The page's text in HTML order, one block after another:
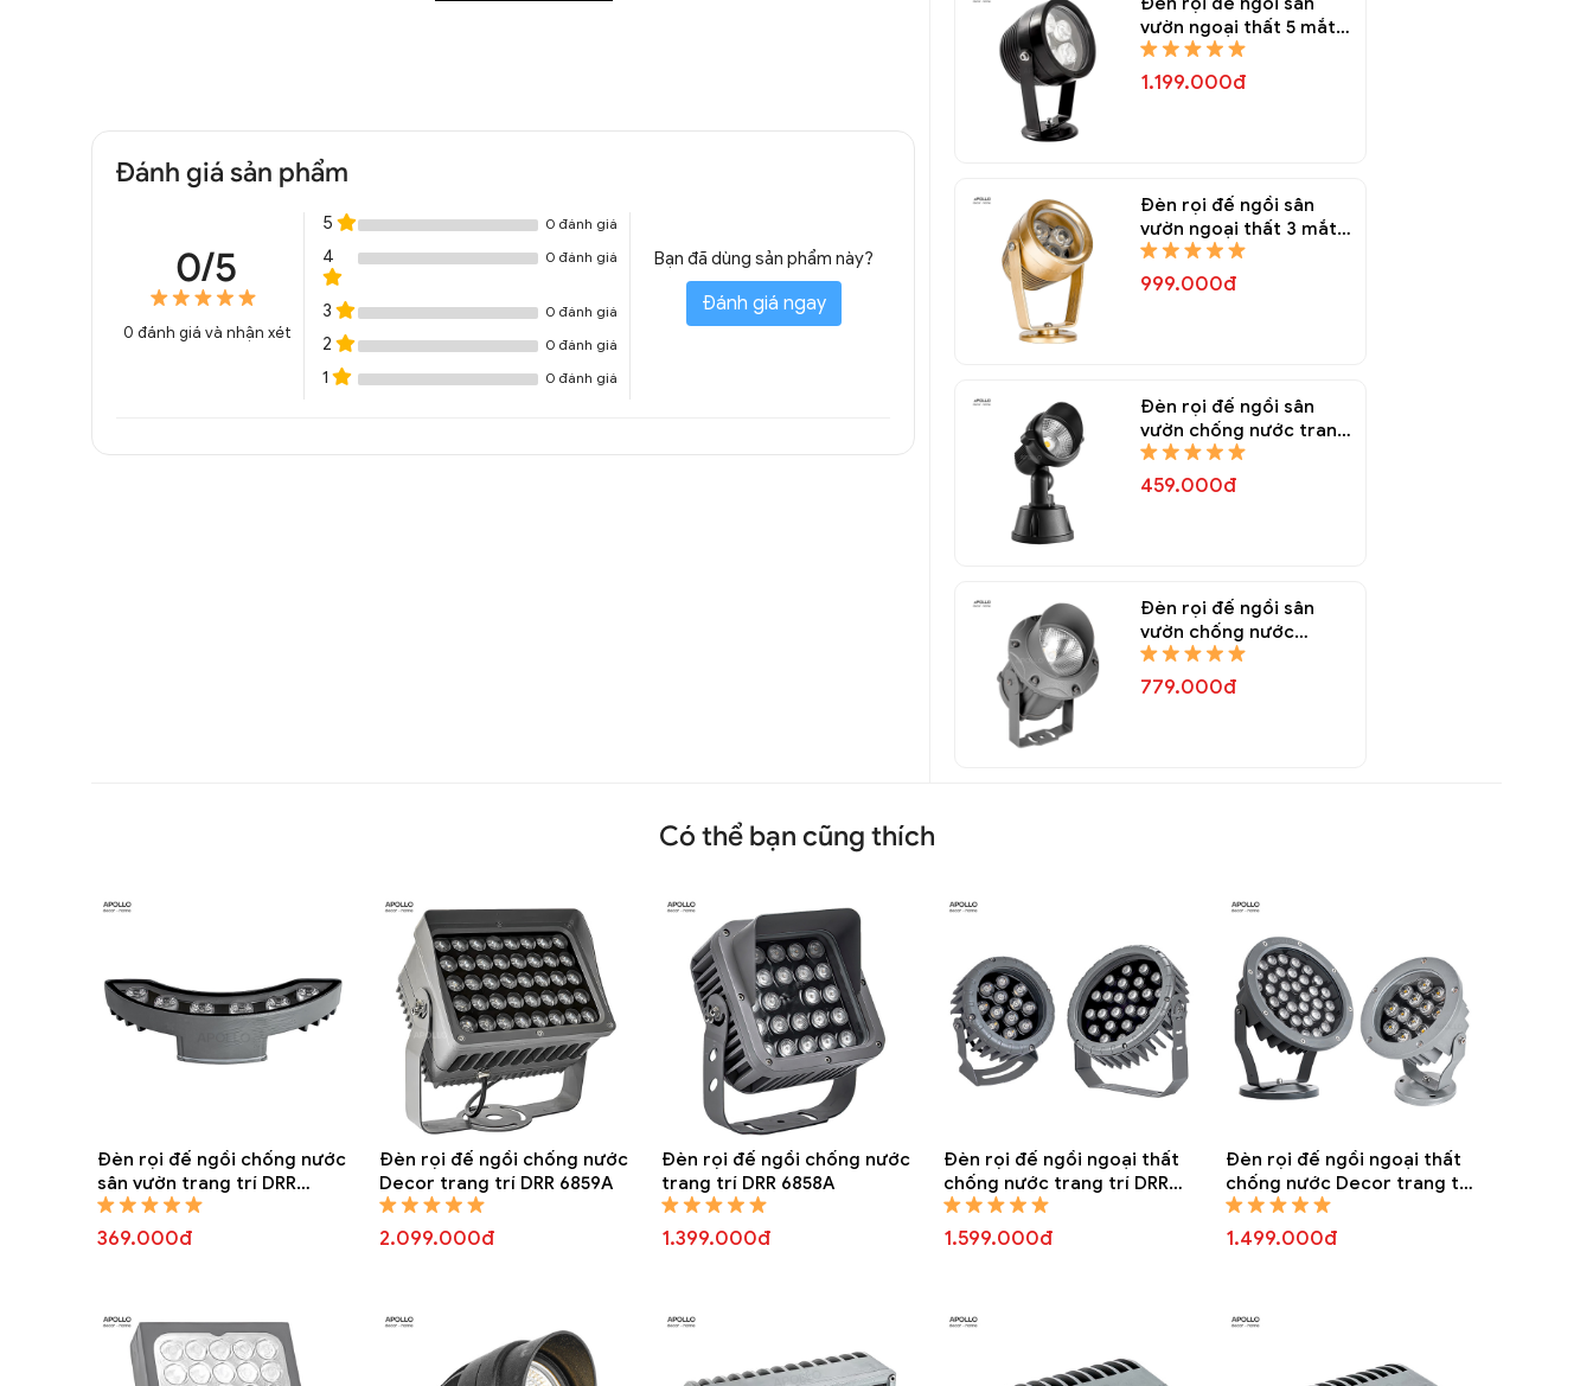
Đánh giá sản phẩm
0/5
0 đánh giá và nhận xét
5 0 đánh giá
4 0 đánh giá
3 0 đánh giá
2 0 đánh giá
1 0 đánh giá
Bạn đã dùng sản phẩm này?
Đánh giá ngay
vườn ngoại thất 5 mắt
chống nước Decor
trang trí DRR 6868A
1.199.000đ
Đèn rọi đế ngồi sân
vườn ngoại thất 3 mắt
chống nước trang trí
DRR 6868A
999.000đ
Đèn rọi đế ngồi sân
vườn chống nước trang
trí DRR 6867A
459.000đ
Đèn rọi đế ngồi sân
vườn chống nước
Decor trang trí DRR
6866A
779.000đ
Có thể bạn cũng thích
Đèn rọi đế ngồi chống nước
sân vườn trang trí DRR
6860A
369.000đ
Đèn rọi đế ngồi chống nước
Decor trang trí DRR 6859A
2.099.000đ
Đèn rọi đế ngồi chống nước
trang trí DRR 6858A
1.399.000đ
Đèn rọi đế ngồi ngoại thất
chống nước trang trí DRR
6857A
1.599.000đ
Đèn rọi đế ngồi ngoại thất
chống nước Decor trang trí
DRR 6856A
1.499.000đ